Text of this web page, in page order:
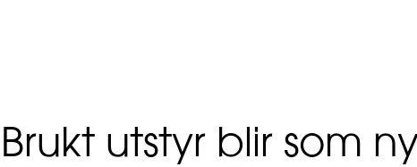
Brukt utstyr blir som